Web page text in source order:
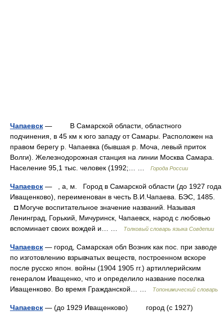
Чапаевск — В Самарской области, областного
подчинения, в 45 км к юго западу от Самары. Расположен на
правом берегу р. Чапаевка (бывшая р. Моча, левый приток
Волги). Железнодорожная станция на линии Москва Самара.
Население 95,1 тыс. человек (1992;… …
Города России
Чапаевск — , а, м. Город в Самарской области (до 1927 года
Иващенково), переименован в честь В.И.Чапаева. БЭС, 1485.
◘ Могуче воспитательное значение названий. Называя
Ленинград, Горький, Мичуринск, Чапаевск, народ с любовью
вспоминает своих вождей и… …
Толковый словарь языка Совдепии
Чапаевск — город, Самарская обл Возник как пос. при заводе
по изготовлению взрывчатых веществ, построенном вскоре
после русско япон. войны (1904 1905 гг.) артиллерийским
генералом Иващенко, что и определило название поселка
Иващенково. Во время Гражданской… …
Топонимический словарь
Чапаевск — (до 1929 Иващенково) город (с 1927)